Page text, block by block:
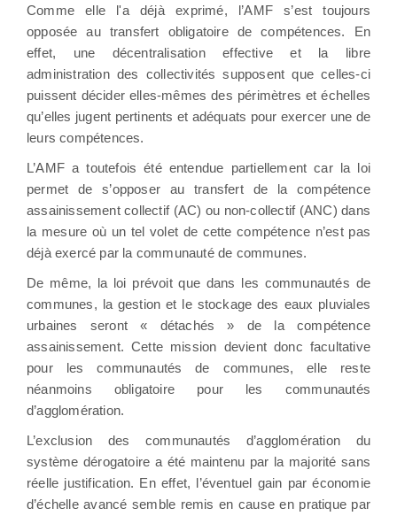
Comme elle l'a déjà exprimé, l’AMF s’est toujours
opposée au transfert obligatoire de compétences. En
effet, une décentralisation effective et la libre
administration des collectivités supposent que celles-ci
puissent décider elles-mêmes des périmètres et échelles
qu’elles jugent pertinents et adéquats pour exercer une de
leurs compétences.
L’AMF a toutefois été entendue partiellement car la loi
permet de s’opposer au transfert de la compétence
assainissement collectif (AC) ou non-collectif (ANC) dans
la mesure où un tel volet de cette compétence n’est pas
déjà exercé par la communauté de communes.
De même, la loi prévoit que dans les communautés de
communes, la gestion et le stockage des eaux pluviales
urbaines seront « détachés » de la compétence
assainissement. Cette mission devient donc facultative
pour les communautés de communes, elle reste
néanmoins obligatoire pour les communautés
d’agglomération.
L’exclusion des communautés d’agglomération du
système dérogatoire a été maintenu par la majorité sans
réelle justification. En effet, l’éventuel gain par économie
d’échelle avancé semble remis en cause en pratique par